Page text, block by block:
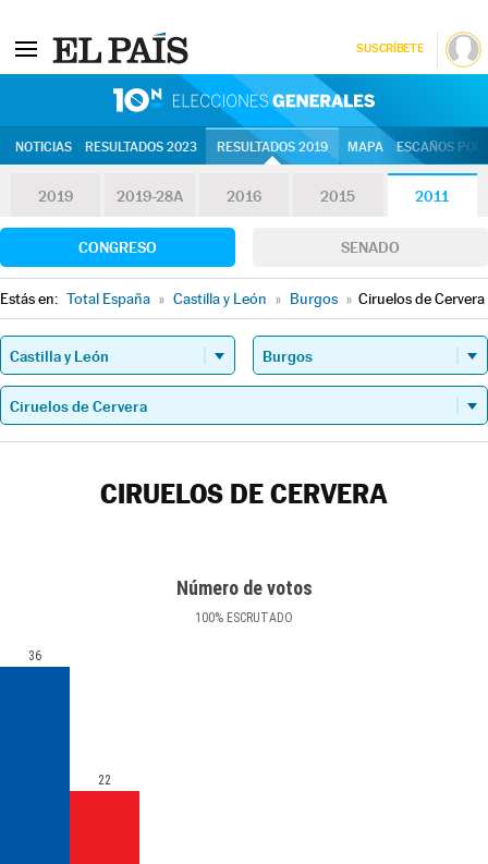
SUSCRÍBETE
NOTICIAS RESULTADOS 2023 RESULTADOS 2019 MAPA ESCAÑOS
2019 2019-28A 2016 2015 2011
CONGRESO SENADO
Estás en: Total España » Castilla y León » Burgos » Ciruelos de Cervera
CIRUELOS DE CERVERA
Número de votos
100% ESCRUTADO
36
22